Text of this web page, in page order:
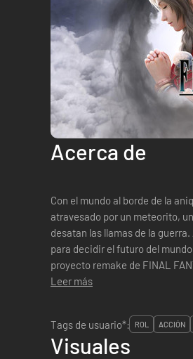
Acerca de
Con el mundo al borde de la
atravesado por un meteorito,
desatan las llamas de la
para decidir el futuro del mundo y
proyecto remake de FINAL
cielos y explora un m...
Leer más
Tags de usuario*:
ROL ACCIÓN
Visuales